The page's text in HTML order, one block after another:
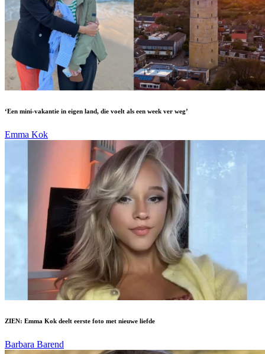
‘Een mini-vakantie in eigen land, die voelt als een week ver weg’
Emma Kok
ZIEN: Emma Kok deelt eerste foto met nieuwe liefde
Barbara Barend